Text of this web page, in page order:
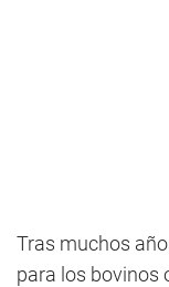
Tras muchos
para los bovinos